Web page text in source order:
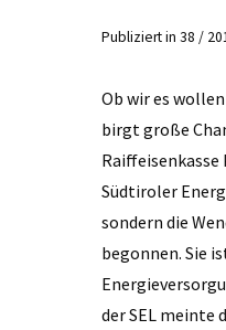
Publiziert in 38 /
Ob wir es
birgt große
Südtiroler
sondern die
begonnen. Sie
der SEL meinte